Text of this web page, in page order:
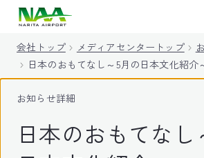
会社トップ メディアセンタートップ
日本のおもてなし～5月の日本文化紹介
お知らせ詳細
日本のおもてなし